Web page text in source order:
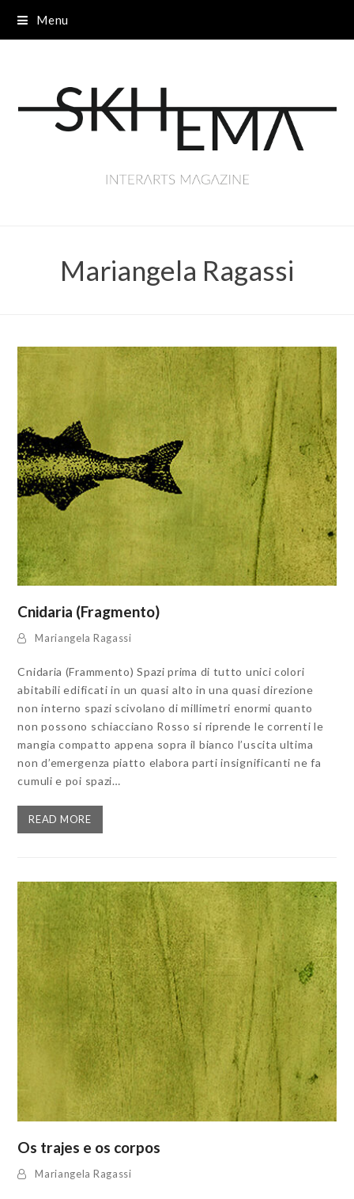
Menu
Mariangela Ragassi
Cnidaria (Fragmento)
Mariangela Ragassi
Cnidaria (Frammento) Spazi prima di tutto unici colori
abitabili edificati in un quasi alto in una quasi direzione
non interno spazi scivolano di millimetri enormi quanto
non possono schiacciano Rosso si riprende le correnti le
mangia compatto appena sopra il bianco l’uscita ultima
non d’emergenza piatto elabora parti insignificanti ne fa
cumuli e poi spazi…
READ MORE
Os trajes e os corpos
Mariangela Ragassi